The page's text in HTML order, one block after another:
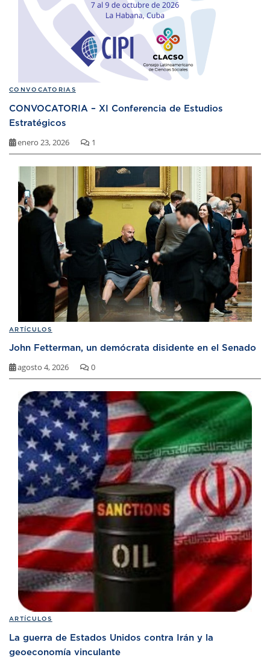
CONVOCATORIAS
CONVOCATORIA – XI Conferencia de Estudios
Estratégicos
enero 23, 2026 1
ARTÍCULOS
John Fetterman, un demócrata disidente en el Senado
agosto 4, 2026 0
ARTÍCULOS
La guerra de Estados Unidos contra Irán y la
geoeconomía vinculante